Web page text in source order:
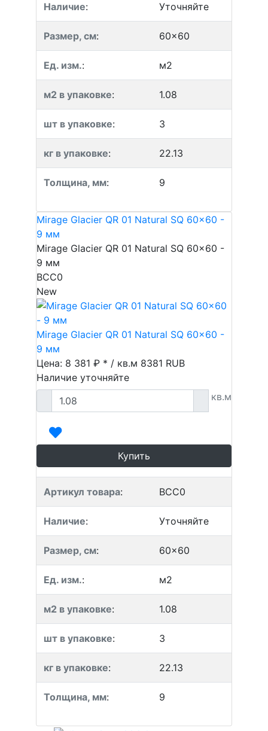
Наличие: Уточняйте
Размер, см: 60x60
Ед. изм.: м2
м2 в упаковке: 1.08
шт в упаковке: 3
кг в упаковке: 22.13
Толщина, мм: 9
Mirage Glacier QR 01 Natural SQ 60x60 -
9 мм
Mirage Glacier QR 01 Natural SQ 60x60 -
9 мм
BCC0
New
Mirage Glacier QR 01 Natural SQ 60x60 -
9 мм
Цена: 8 381 ₽ * / кв.м 8381 RUB
Наличие уточняйте
кв.м
Купить
Артикул товара: BCC0
Наличие: Уточняйте
Размер, см: 60x60
Ед. изм.: м2
м2 в упаковке: 1.08
шт в упаковке: 3
кг в упаковке: 22.13
Толщина, мм: 9